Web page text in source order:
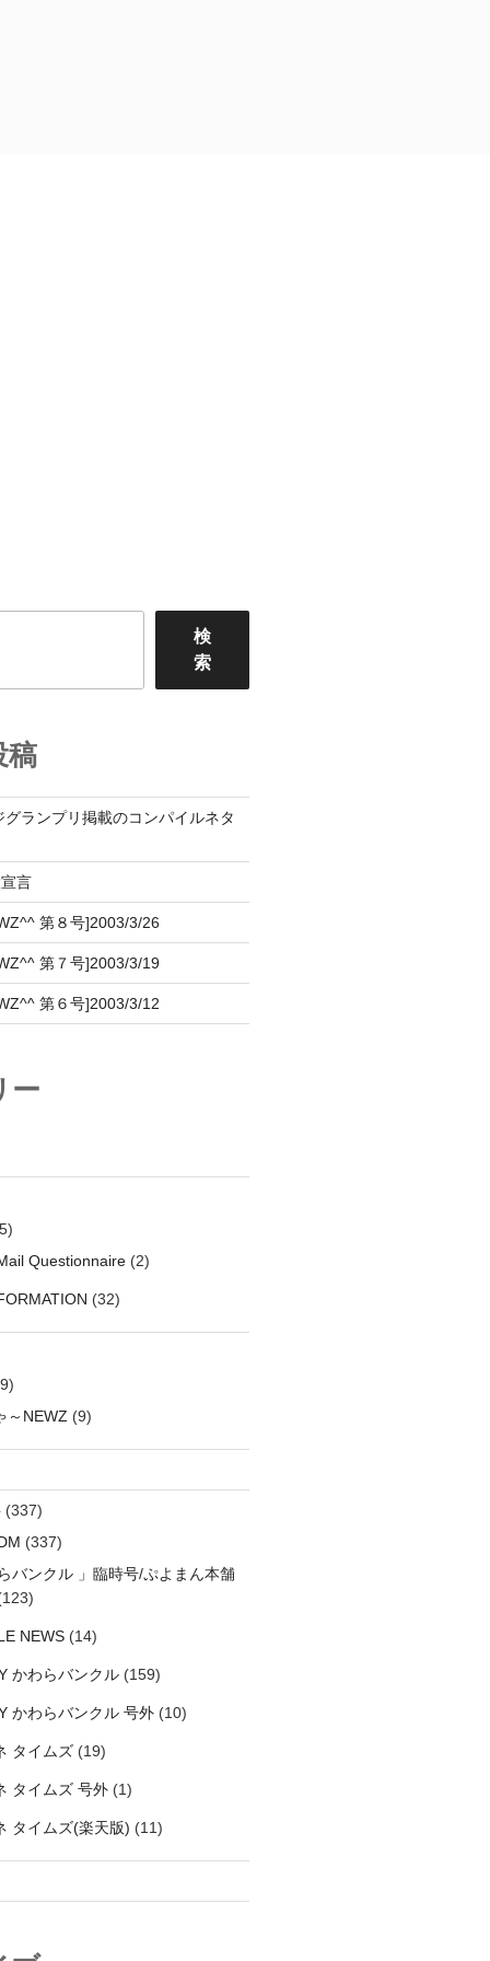
検
索
稿
グランプリ掲載のコンパイルネタ
言
第８号]2003/3/26
第７号]2003/3/19
第６号]2003/3/12
ー
Questionnaire(2)
(32)
～NEWZ (9)
(337)
(337)
バンクル 」臨時号/ぷよまん本舗
NEWS(14)
かわらバンクル(159)
かわらバンクル 号外(10)
タイムズ(19)
タイムズ 号外(1)
タイムズ(楽天版) (11)